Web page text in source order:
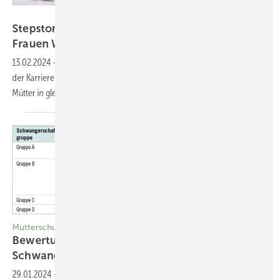
Stepstone-Studie: Elternzeit vor allem für
Frauen Wendepunkt in der
13.02.2024 -
der Karriere. Denn im Anschluss arbeitet nur noch die Hälfte der
Mütter in gleicher Position
Mutterschutz
Bewertung von Biomonitoring­ergebnissen bei
Schwangeren
29.01.2024 -